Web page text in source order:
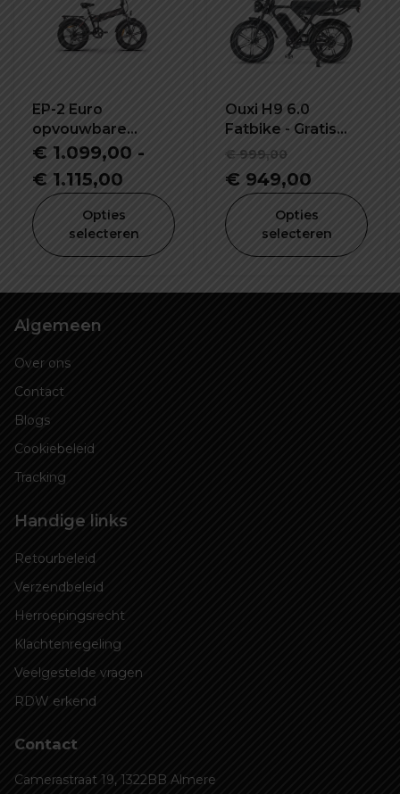
EP-2 Euro
opvouwbare
elektrische fiets
€ 1.099,00 -
€ 1.115,00 Prijsklasse:
€ 1.099,00
tot
€ 1.115,00
Opties
selecteren
Ouxi H9 6.0
Fatbike - Gratis
Alarmsysteem,
Voetsteuntjes &
Grotere
Vernieuwde
Display
€999,00
prijs
was:
€ 999,00.
€ 949,00
is:
€
Opties
selecteren
Algemeen
Over ons
Contact
Blogs
Cookiebeleid
Tracking
Handige links
Retourbeleid
Verzendbeleid
Herroepingsrecht
Klachtenregeling
Veelgestelde vragen
RDW erkend
Contact
Camerastraat 19, 1322BB Almere